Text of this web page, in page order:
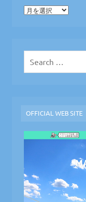
ア
ー
OFFICIAL WEB SITE